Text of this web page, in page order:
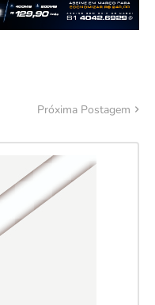
Próxima Postagem